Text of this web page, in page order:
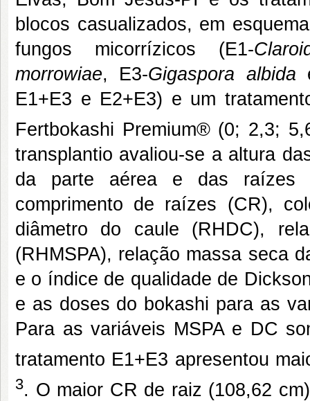
blocos casualizados, em
fungos micorrízicos (E1-
morrowiae, E3-Gigaspora albida
E1+E3 e E2+E3) e um
Fertbokashi Premium® (0; 2,3;
transplantio avaliou-se a altura
da parte aérea e das raízes
comprimento de raízes (CR),
diâmetro do caule (RHDC),
(RHMSPA), relação massa seca
e o índice de qualidade de
e as doses do bokashi para as
Para as variáveis MSPA e DC
tratamento E1+E3 apresentou
3. O maior CR de raiz (108,62